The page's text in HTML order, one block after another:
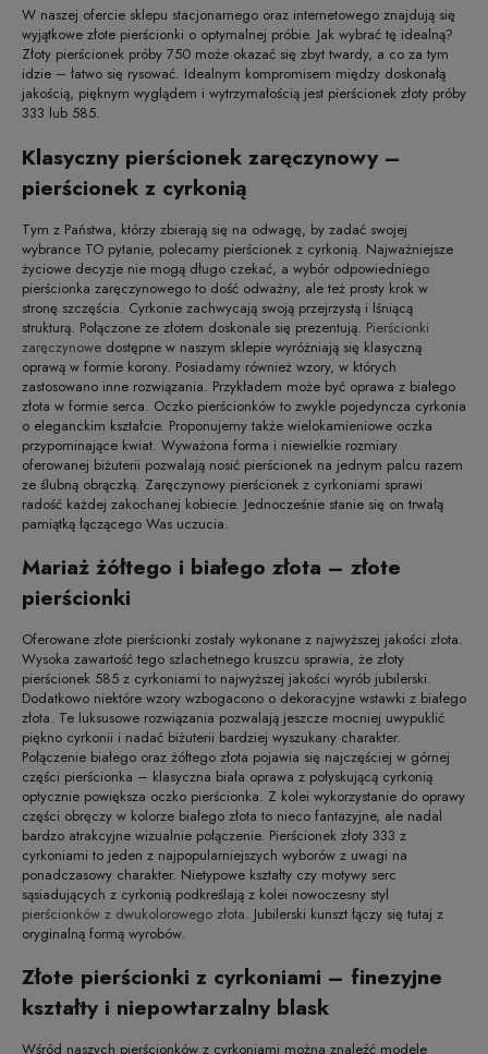
W naszej ofercie sklepu stacjonarnego oraz internetowego znajdują się
wyjątkowe złote pierścionki o optymalnej próbie. Jak wybrać tę idealną?
Złoty pierścionek próby 750 może okazać się zbyt twardy, a co za tym
idzie – łatwo się rysować. Idealnym kompromisem między doskonałą
jakością, pięknym wyglądem i wytrzymałością jest pierścionek złoty próby
333 lub 585.
Klasyczny pierścionek zaręczynowy –
pierścionek z cyrkonią
Tym z Państwa, którzy zbierają się na odwagę, by zadać swojej
wybrance TO pytanie, polecamy pierścionek z cyrkonią. Najważniejsze
życiowe decyzje nie mogą długo czekać, a wybór odpowiedniego
pierścionka zaręczynowego to dość odważny, ale też prosty krok w
stronę szczęścia. Cyrkonie zachwycają swoją przejrzystą i lśniącą
strukturą. Połączone ze złotem doskonale się prezentują. Pierścionki
zaręczynowe dostępne w naszym sklepie wyróżniają się klasyczną
oprawą w formie korony. Posiadamy również wzory, w których
zastosowano inne rozwiązania. Przykładem może być oprawa z białego
złota w formie serca. Oczko pierścionków to zwykle pojedyncza cyrkonia
o eleganckim kształcie. Proponujemy także wielokamieniowe oczka
przypominające kwiat. Wyważona forma i niewielkie rozmiary
oferowanej biżuterii pozwalają nosić pierścionek na jednym palcu razem
ze ślubną obrączką. Zaręczynowy pierścionek z cyrkoniami sprawi
radość każdej zakochanej kobiecie. Jednocześnie stanie się on trwałą
pamiątką łączącego Was uczucia.
Mariaż żółtego i białego złota – złote
pierścionki
Oferowane złote pierścionki zostały wykonane z najwyższej jakości złota.
Wysoka zawartość tego szlachetnego kruszcu sprawia, że złoty
pierścionek 585 z cyrkoniami to najwyższej jakości wyrób jubilerski.
Dodatkowo niektóre wzory wzbogacono o dekoracyjne wstawki z białego
złota. Te luksusowe rozwiązania pozwalają jeszcze mocniej uwypuklić
piękno cyrkonii i nadać biżuterii bardziej wyszukany charakter.
Połączenie białego oraz żółtego złota pojawia się najczęściej w górnej
części pierścionka – klasyczna biała oprawa z połyskującą cyrkonią
optycznie powiększa oczko pierścionka. Z kolei wykorzystanie do oprawy
części obręczy w kolorze białego złota to nieco fantazyjne, ale nadal
bardzo atrakcyjne wizualnie połączenie. Pierścionek złoty 333 z
cyrkoniami to jeden z najpopularniejszych wyborów z uwagi na
ponadczasowy charakter. Nietypowe kształty czy motywy serc
sąsiadujących z cyrkonią podkreślają z kolei nowoczesny styl
pierścionków z dwukolorowego złota. Jubilerski kunszt łączy się tutaj z
oryginalną formą wyrobów.
Złote pierścionki z cyrkoniami – finezyjne
kształty i niepowtarzalny blask
Wśród naszych pierścionków z cyrkoniami można znaleźć modele